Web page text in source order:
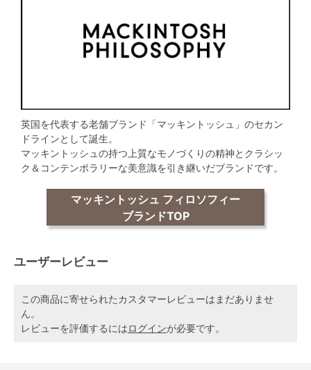
英国を代表する老舗ブランド「マッキントッシュ」のセカン
ドラインとして誕生。
マッキントッシュの持つ上質なモノづくりの精神とクラシッ
ク＆コンテンポラリーな美意識を引き継いだブランドです。
マッキントッシュ フィロソフィー
ブランドTOP
ユーザーレビュー
この商品に寄せられたカスタマーレビューはまだありませ
ん。
レビューを評価するにはログインが必要です。